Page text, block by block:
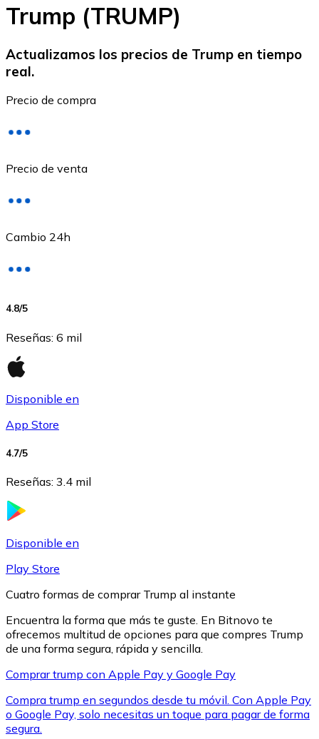
Ethereum
ETH
XRP
XRP
Trump (TRUMP)
Actualizamos los precios de Trump en tiempo
real.
Precio de compra
Precio de venta
Cambio 24h
4.8/5
Reseñas: 6 mil
Disponible en
App Store
4.7/5
Reseñas: 3.4 mil
Disponible en
Play Store
Cuatro formas de comprar Trump al instante
Encuentra la forma que más te guste. En Bitnovo te
ofrecemos multitud de opciones para que compres Trump
de una forma segura, rápida y sencilla.
Comprar trump con Apple Pay y Google Pay
Compra trump en segundos desde tu móvil. Con Apple Pay
o Google Pay, solo necesitas un toque para pagar de forma
segura.